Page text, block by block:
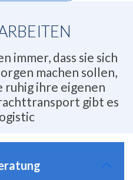
immer, dass sie sich
machen sollen,
ruhig ihre eigenen
gibt es